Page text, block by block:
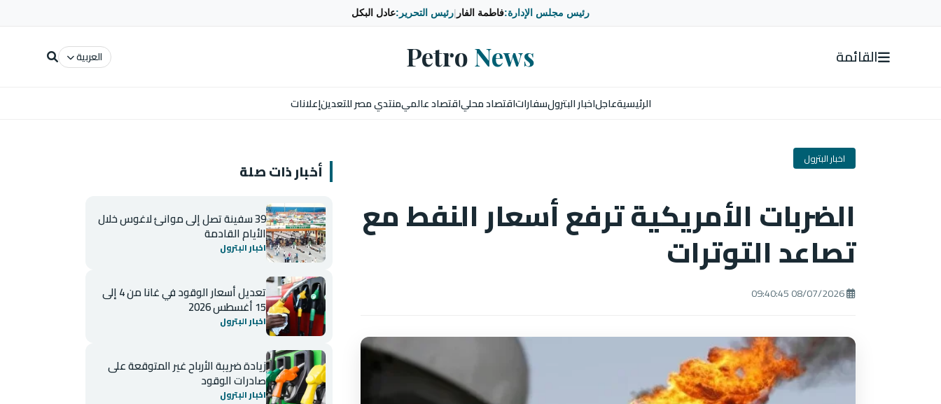
رئيس مجلس الإدارة:فاطمة الفار رئيس التحرير:عادل البكل
القائمة Petro News العربية
الرئيسيةعاجلاخبار البترولسفاراتاقتصاد محلياقتصاد عالميمنتدي مصر للتعدينإعلانات
اخبار البترول
الضربات الأمريكية ترفع أسعار النفط مع
تصاعد التوترات
أخبار ذات صلة
39 سفينة تصل إلى موانئ لاغوس خلال
الأيام القادمة
اخبار البترول
تعديل أسعار الوقود في غانا من 4 إلى
15 أغسطس 2026
اخبار البترول
زيادة ضريبة الأرباح غير المتوقعة على
صادرات الوقود
اخبار البترول